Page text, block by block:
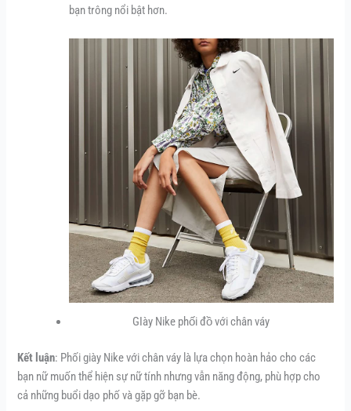
bạn trông nổi bật hơn.
GIày Nike phối đồ với chân váy
Kết luận: Phối giày Nike với chân váy là lựa chọn hoàn hảo cho các
bạn nữ muốn thể hiện sự nữ tính nhưng vẫn năng động, phù hợp cho
cả những buổi dạo phố và gặp gỡ bạn bè.